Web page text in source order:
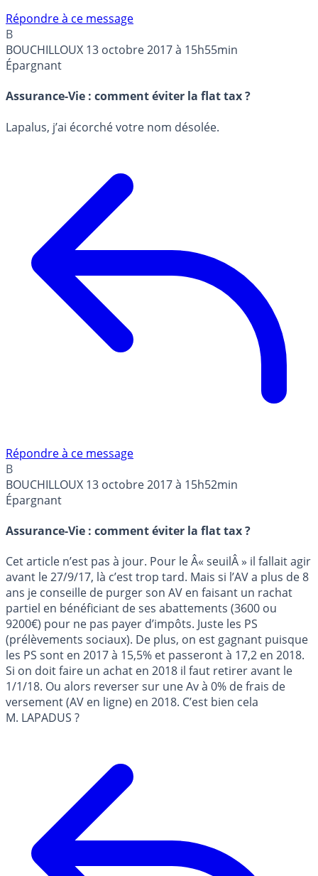
Répondre à ce message
B
BOUCHILLOUX 13 octobre 2017 à 15h55min
Épargnant
Assurance-Vie : comment éviter la flat tax ?
Lapalus, j’ai écorché votre nom désolée.
Répondre à ce message
B
BOUCHILLOUX 13 octobre 2017 à 15h52min
Épargnant
Assurance-Vie : comment éviter la flat tax ?
Cet article n’est pas à jour. Pour le Â« seuilÂ » il fallait agir
avant le 27/9/17, là c’est trop tard. Mais si l’AV a plus de 8
ans je conseille de purger son AV en faisant un rachat
partiel en bénéficiant de ses abattements (3600 ou
9200€) pour ne pas payer d’impôts. Juste les PS
(prélèvements sociaux). De plus, on est gagnant puisque
les PS sont en 2017 à 15,5% et passeront à 17,2 en 2018.
Si on doit faire un achat en 2018 il faut retirer avant le
1/1/18. Ou alors reverser sur une Av à 0% de frais de
versement (AV en ligne) en 2018. C’est bien cela
M. LAPADUS ?